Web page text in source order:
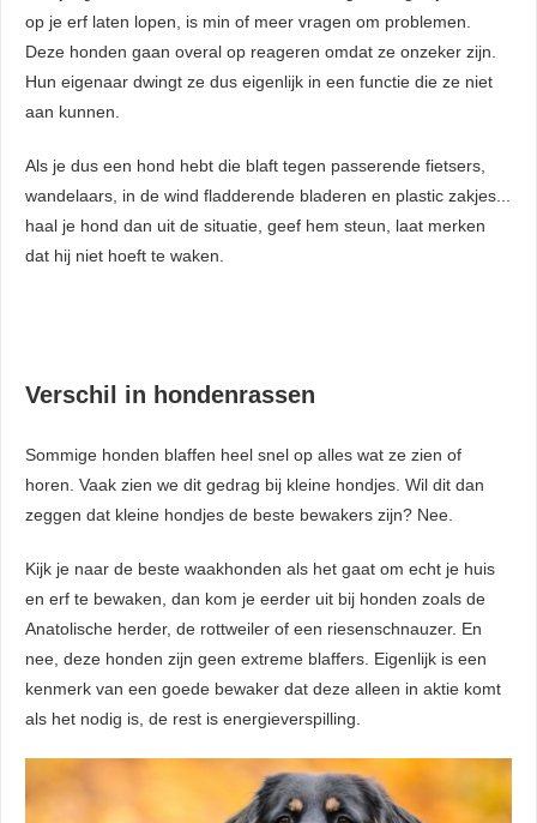
op je erf laten lopen, is min of meer vragen om problemen.
Deze honden gaan overal op reageren omdat ze onzeker zijn.
Hun eigenaar dwingt ze dus eigenlijk in een functie die ze niet
aan kunnen.
Als je dus een hond hebt die blaft tegen passerende fietsers,
wandelaars, in de wind fladderende bladeren en plastic zakjes...
haal je hond dan uit de situatie, geef hem steun, laat merken
dat hij niet hoeft te waken.
Verschil in hondenrassen
Sommige honden blaffen heel snel op alles wat ze zien of
horen. Vaak zien we dit gedrag bij kleine hondjes. Wil dit dan
zeggen dat kleine hondjes de beste bewakers zijn? Nee.
Kijk je naar de beste waakhonden als het gaat om echt je huis
en erf te bewaken, dan kom je eerder uit bij honden zoals de
Anatolische herder, de rottweiler of een riesenschnauzer. En
nee, deze honden zijn geen extreme blaffers. Eigenlijk is een
kenmerk van een goede bewaker dat deze alleen in aktie komt
als het nodig is, de rest is energieverspilling.